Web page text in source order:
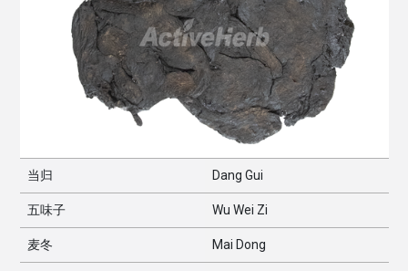
当归 Dang Gui
五味子 Wu Wei Zi
麦冬 Mai Dong